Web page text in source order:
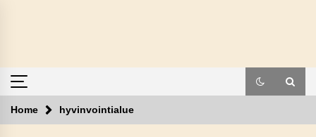
Home hyvinvointialue